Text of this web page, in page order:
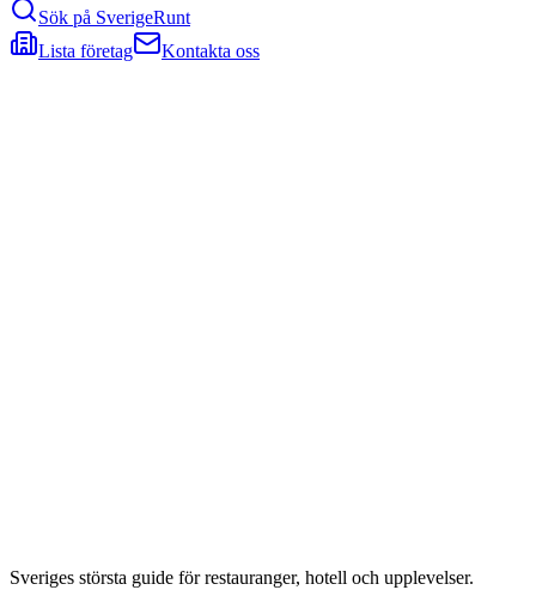
Sök på SverigeRunt
Lista företag
Kontakta oss
Sveriges största guide för restauranger, hotell och upplevelser.